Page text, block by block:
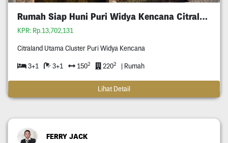
Rumah Siap Huni Puri Widya Kencana Citraland
KPR: Rp.13,702,131
Citraland Utama Cluster Puri Widya Kencana
3+1 3+1 1502 2202 | Rumah
Lihat Detail
FERRY JACK